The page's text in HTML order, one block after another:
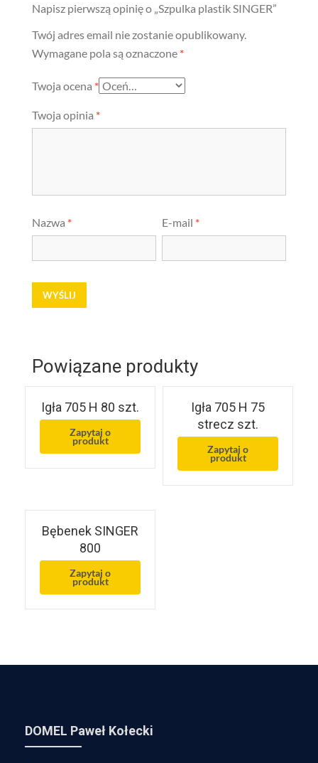
Napisz pierwszą opinię o „Szpulka plastik SINGER”
Twój adres email nie zostanie opublikowany.
Wymagane pola są oznaczone *
Twoja ocena *
Twoja opinia *
Nazwa * E-mail *
Powiązane produkty
Igła 705 H 80 szt.
Zapytaj o
produkt
Igła 705 H 75
strecz szt.
Zapytaj o
produkt
Bębenek SINGER
800
Zapytaj o
produkt
DOMEL Paweł Kołecki